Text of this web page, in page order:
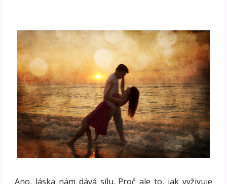
Ano, láska nám dává sílu. Proč ale to, jak vyživuje